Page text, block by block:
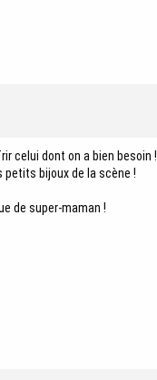
celui dont on a bien besoin !
petits bijoux de la scène !
de super-maman !